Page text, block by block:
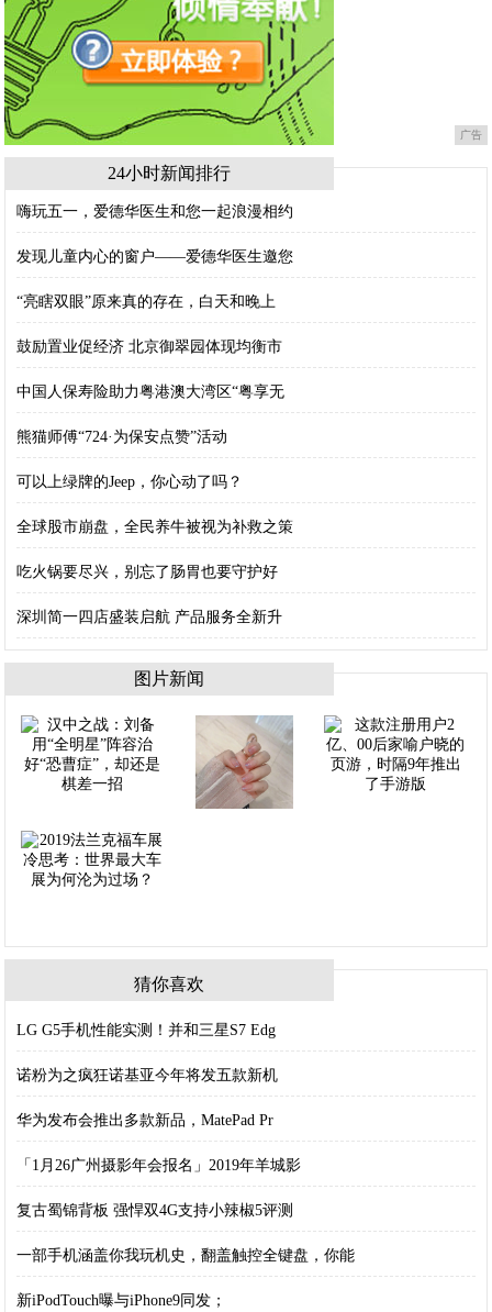
广告
24小时新闻排行
嗨玩五一，爱德华医生和您一起浪漫相约
发现儿童内心的窗户——爱德华医生邀您
“亮瞎双眼”原来真的存在，白天和晚上
鼓励置业促经济 北京御翠园体现均衡市
中国人保寿险助力粤港澳大湾区“粤享无
熊猫师傅“724·为保安点赞”活动
可以上绿牌的Jeep，你心动了吗？
全球股市崩盘，全民养牛被视为补救之策
吃火锅要尽兴，别忘了肠胃也要守护好
深圳简一四店盛装启航 产品服务全新升
图片新闻
猜你喜欢
LG G5手机性能实测！并和三星S7 Edg
诺粉为之疯狂诺基亚今年将发五款新机
华为发布会推出多款新品，MatePad Pr
「1月26广州摄影年会报名」2019年羊城影
复古蜀锦背板 强悍双4G支持小辣椒5评测
一部手机涵盖你我玩机史，翻盖触控全键盘，你能
新iPodTouch曝与iPhone9同发；